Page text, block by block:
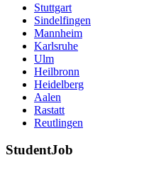
Stuttgart
Sindelfingen
Mannheim
Karlsruhe
Ulm
Heilbronn
Heidelberg
Aalen
Rastatt
Reutlingen
StudentJob